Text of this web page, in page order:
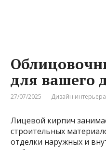
для вашего
27/07/2025 Дизайн интерьера
Лицевой кирпич
строительных
отделки наружных и